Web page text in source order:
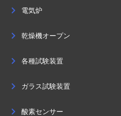
電気炉
乾燥機オープン
各種試験装置
ガラス試験装置
酸素センサー